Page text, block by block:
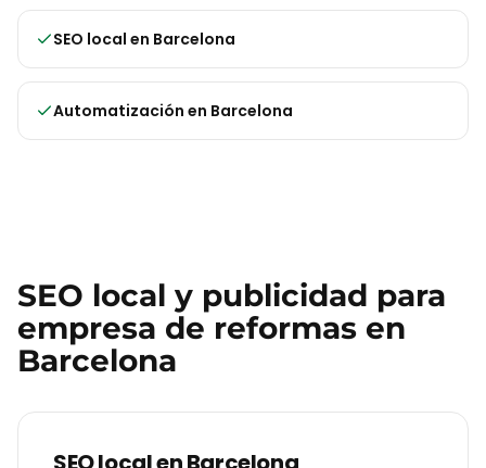
SEO local en Barcelona
Automatización en Barcelona
SEO local y publicidad para
empresa de reformas en
Barcelona